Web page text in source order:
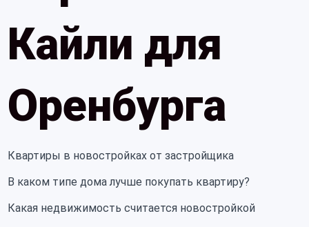
Кайли для
Оренбурга
Квартиры в новостройках от застройщика
В каком типе дома лучше покупать квартиру?
Какая недвижимость считается новостройкой